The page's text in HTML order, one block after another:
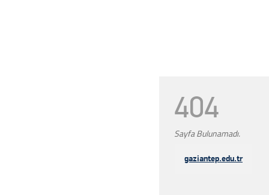
404
Sayfa Bulunamadı.
gaziantep.edu.tr